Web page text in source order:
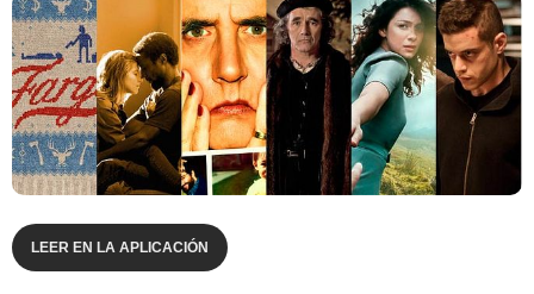
LEER EN LA APLICACIÓN